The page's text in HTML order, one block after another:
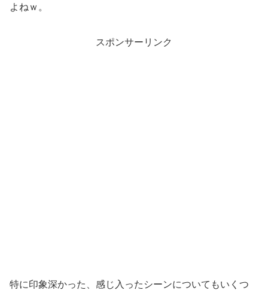
よねｗ。
スポンサーリンク
特に印象深かった、感じ入ったシーンについてもいくつ